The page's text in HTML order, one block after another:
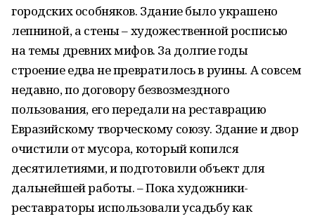
городских особняков. Здание было украшено
лепниной, а стены – художественной росписью
на темы древних мифов. За долгие годы
строение едва не превратилось в руины. А совсем
недавно, по договору безвозмездного
пользования, его передали на реставрацию
Евразийскому творческому союзу. Здание и двор
очистили от мусора, который копился
десятилетиями, и подготовили объект для
дальнейшей работы. – Пока художники-
реставраторы использовали усадьбу как